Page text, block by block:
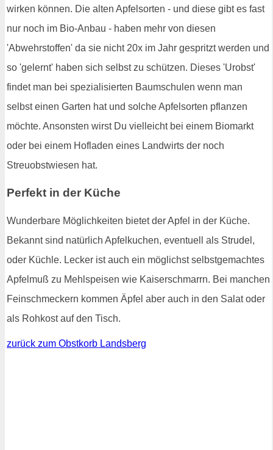
wirken können. Die alten Apfelsorten - und diese gibt es fast
nur noch im Bio-Anbau - haben mehr von diesen
'Abwehrstoffen' da sie nicht 20x im Jahr gespritzt werden und
so 'gelernt' haben sich selbst zu schützen. Dieses 'Urobst'
findet man bei spezialisierten Baumschulen wenn man
selbst einen Garten hat und solche Apfelsorten pflanzen
möchte. Ansonsten wirst Du vielleicht bei einem Biomarkt
oder bei einem Hofladen eines Landwirts der noch
Streuobstwiesen hat.
Perfekt in der Küche
Wunderbare Möglichkeiten bietet der Apfel in der Küche.
Bekannt sind natürlich Apfelkuchen, eventuell als Strudel,
oder Küchle. Lecker ist auch ein möglichst selbstgemachtes
Apfelmuß zu Mehlspeisen wie Kaiserschmarrn. Bei manchen
Feinschmeckern kommen Äpfel aber auch in den Salat oder
als Rohkost auf den Tisch.
zurück zum Obstkorb Landsberg